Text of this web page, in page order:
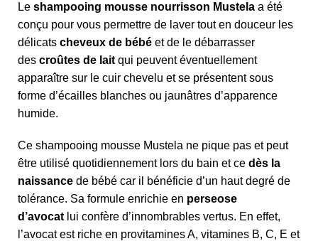
Le shampooing mousse nourrisson Mustela a été
conçu pour vous permettre de laver tout en douceur les
délicats cheveux de bébé et de le débarrasser
des croûtes de lait qui peuvent éventuellement
apparaître sur le cuir chevelu et se présentent sous
forme d’écailles blanches ou jaunâtres d’apparence
humide.
Ce shampooing mousse Mustela ne pique pas et peut
être utilisé quotidiennement lors du bain et ce dès la
naissance de bébé car il bénéficie d’un haut degré de
tolérance. Sa formule enrichie en perseose
d’avocat lui confère d’innombrables vertus. En effet,
l’avocat est riche en provitamines A, vitamines B, C, E et